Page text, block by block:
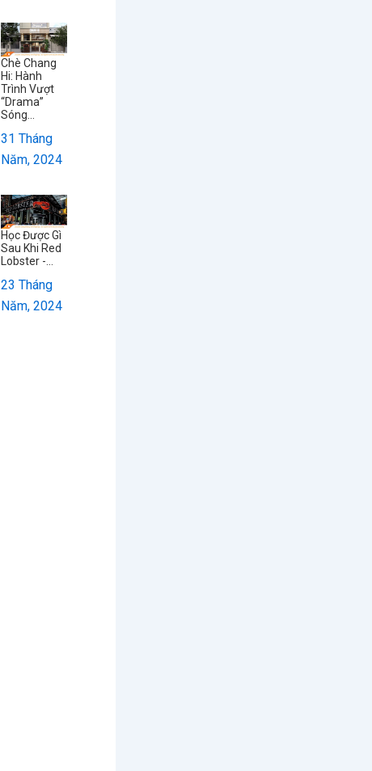
Chè Chang
Hi: Hành
Trình Vượt
“Drama”
Sóng...
31 Tháng
Năm, 2024
Học Được Gì
Sau Khi Red
Lobster -...
23 Tháng
Năm, 2024